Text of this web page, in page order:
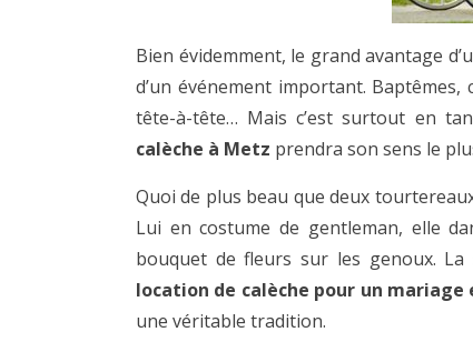
Bien évidemment, le grand avantage
d’un événement important.
tête-à-tête… Mais c’est surtout en
calèche à Metz prendra son sens le
Quoi de plus beau que deux
Lui en costume de gentleman, elle
bouquet de fleurs sur les genoux.
location de calèche pour un mariage
une véritable tradition.